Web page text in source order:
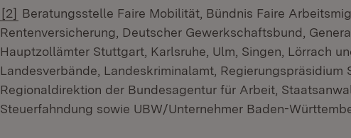
[2] Beratungsstelle Faire Mobilität, Bündnis Faire
Rentenversicherung, Deutscher Gewerkschaftsbund,
Hauptzollämter Stuttgart, Karlsruhe, Ulm, Singen, Lörrach
Landesverbände, Landeskriminalamt, Regierungspräsidium
Regionaldirektion der Bundesagentur für Arbeit,
Steuerfahndung sowie UBW/Unternehmer Baden-